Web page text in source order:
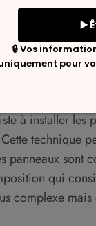
à installer les
technique
panneaux sont
qui
complexe